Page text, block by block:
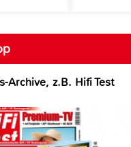
Archive, z.B. Hifi Test